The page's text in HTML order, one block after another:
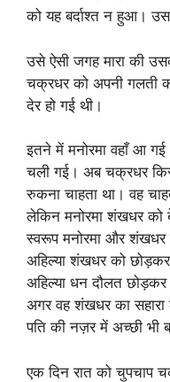
को यह बर्दाश्त न हुआ।
उसे ऐसी जगह मारा की
चक्रधर को अपनी गलती
देर हो गई थी।
इतने में मनोरमा वहाँ आ
चली गई। अब चक्रधर
रुकना चाहता था। वह
लेकिन मनोरमा शंखधर को
स्वरूप मनोरमा और
अहिल्या शंखधर को
अहिल्या धन दौलत छोड़कर
अगर वह शंखधर का सहारा
पति की नज़र में अच्छी भी
एक दिन रात को चुपचाप